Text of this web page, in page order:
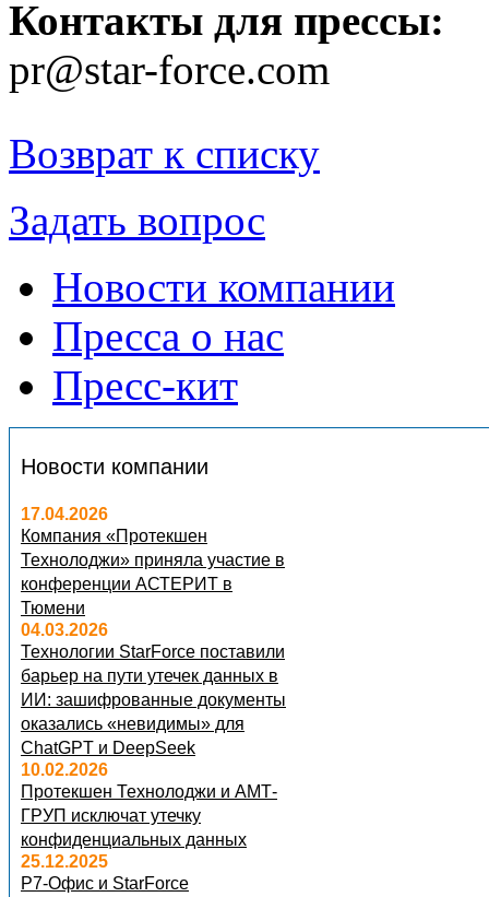
Контакты для прессы:
pr@star-force.com
Возврат к списку
Задать вопрос
Новости компании
Пресса о нас
Пресс-кит
Новости компании
17.04.2026
Компания «Протекшен
Технолоджи» приняла участие в
конференции АСТЕРИТ в
Тюмени
04.03.2026
Технологии StarForce поставили
барьер на пути утечек данных в
ИИ: зашифрованные документы
оказались «невидимы» для
ChatGPT и DeepSeek
10.02.2026
Протекшен Технолоджи и АМТ-
ГРУП исключат утечку
конфиденциальных данных
25.12.2025
Р7-Офис и StarForce